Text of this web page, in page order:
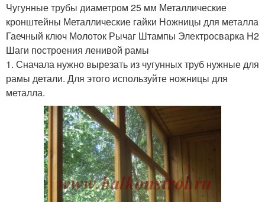
Чугунные трубы диаметром 25 мм Металлические
кронштейны Металлические гайки Ножницы для металла
Гаечный ключ Молоток Рычаг Штампы Электросварка H2
Шаги построения ленивой рамы
1. Сначала нужно вырезать из чугунных труб нужные для
рамы детали. Для этого используйте ножницы для
металла.